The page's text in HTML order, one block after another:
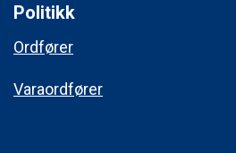
Politikk
Ordfører
Varaordfører